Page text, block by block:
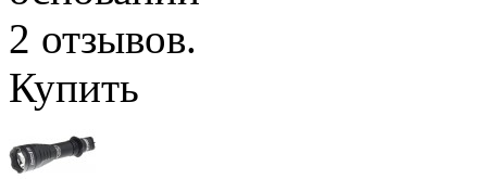
Купить